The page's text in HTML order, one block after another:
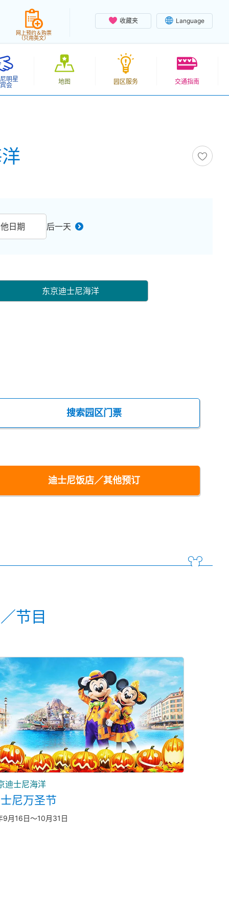
收藏夹 Language
网上预约＆购票
（只用英文）
明星
会
地图 园区服务 交通指南
日期 后一天
东京迪士尼海洋
搜索园区门票
迪士尼饭店／其他预订
节目
迪士尼海洋
尼万圣节
9月16日～10月31日